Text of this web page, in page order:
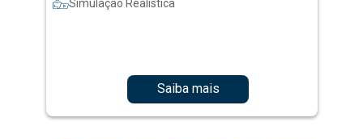
Simulação Realística
Saiba mais